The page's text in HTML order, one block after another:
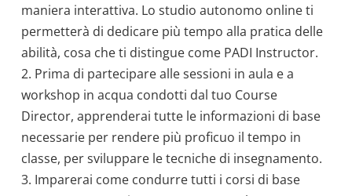
maniera interattiva. Lo studio autonomo online ti
permetterà di dedicare più tempo alla pratica delle
abilità, cosa che ti distingue come PADI Instructor.
2. Prima di partecipare alle sessioni in aula e a
workshop in acqua condotti dal tuo Course
Director, apprenderai tutte le informazioni di base
necessarie per rendere più proficuo il tempo in
classe, per sviluppare le tecniche di insegnamento.
3. Imparerai come condurre tutti i corsi di base